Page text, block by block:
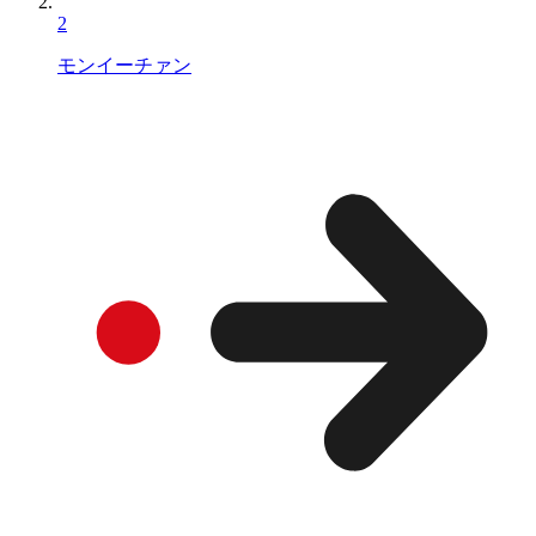
2
モンイーチァン